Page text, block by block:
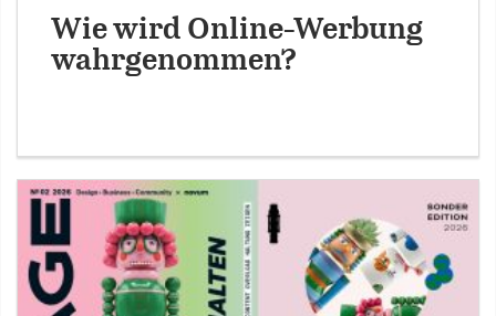
Wie wird Online-Werbung
wahrgenommen?